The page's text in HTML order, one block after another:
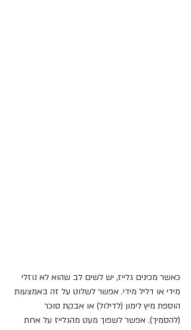
כאשר מכינים גלייז, יש לשים לב שהוא לא נוזלי
מידי או דליל מידי. אפשר לשלוט על זה באמצעות
הוספת מיץ לימון (לדילול) או אבקת סוכר
(להסמיך). אפשר לשפוך מעט מהגלייז על אחת